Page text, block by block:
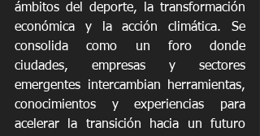
ámbitos del deporte, la transformación
económica y la acción climática. Se
consolida como un foro donde
ciudades, empresas y sectores
emergentes intercambian herramientas,
conocimientos y experiencias para
acelerar la transición hacia un futuro